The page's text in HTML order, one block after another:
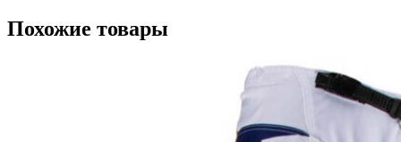
Похожие товары